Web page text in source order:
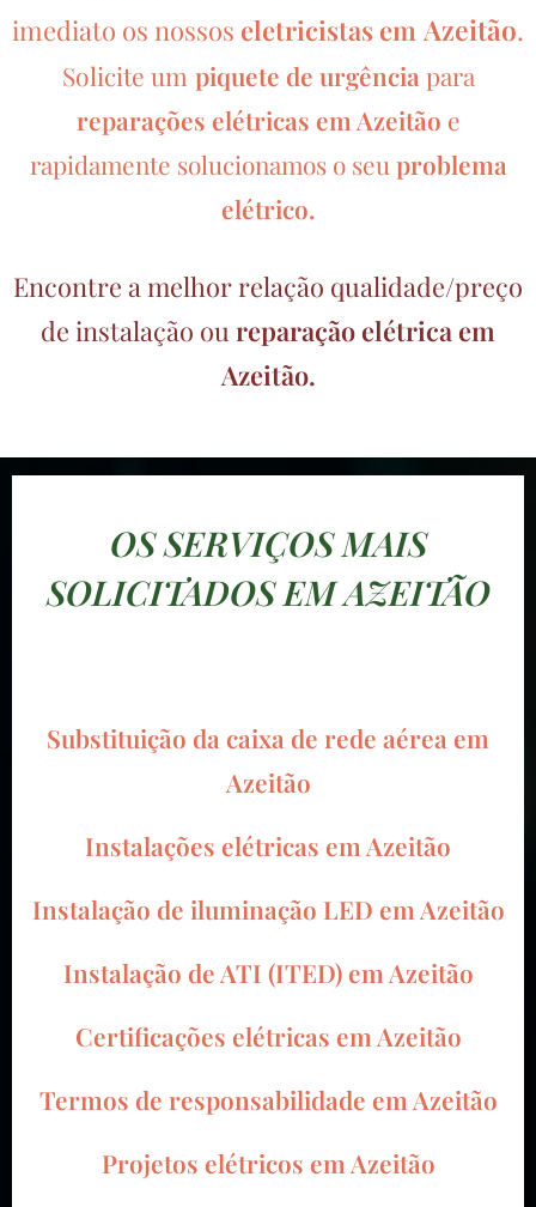
imediato os nossos eletricistas em Azeitão.
Solicite um piquete de urgência para
reparações elétricas em Azeitão e
rapidamente solucionamos o seu problema
elétrico.
Encontre a melhor relação qualidade/preço
de instalação ou reparação elétrica em
Azeitão.
OS SERVIÇOS MAIS
SOLICITADOS EM AZEITÃO
Substituição da caixa de rede aérea em
Azeitão
Instalações elétricas em Azeitão
Instalação de iluminação LED em Azeitão
Instalação de ATI (ITED) em Azeitão
Certificações elétricas em Azeitão
Termos de responsabilidade em Azeitão
Projetos elétricos em Azeitão